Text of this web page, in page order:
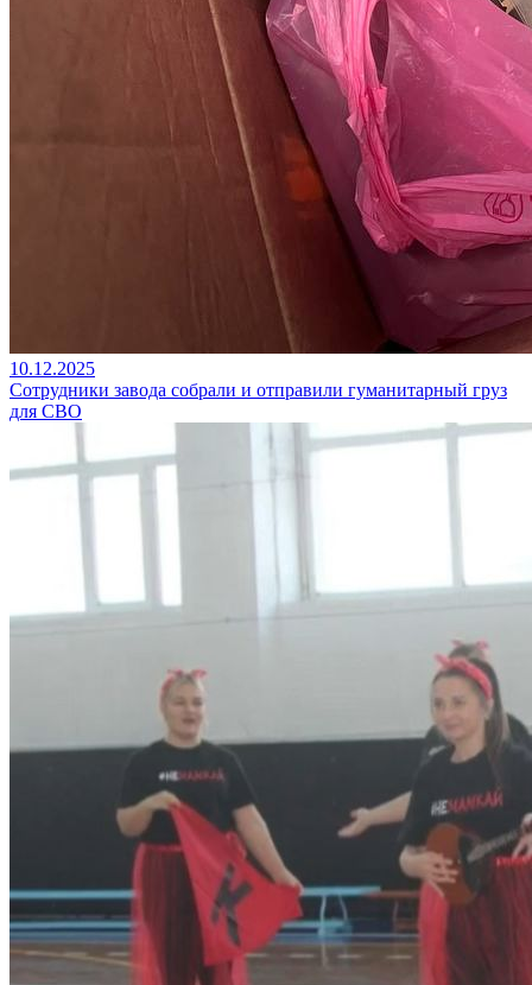
10.12.2025
Cотрудники завода собрали и отправили гуманитарный груз
для СВО